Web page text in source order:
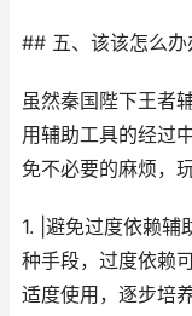
## 五、该该怎么
虽然秦国陛下王者
用辅助工具的经过
免不必要的麻烦，
1. |避免过度依赖辅
种手段，过度依赖
适度使用，逐步培